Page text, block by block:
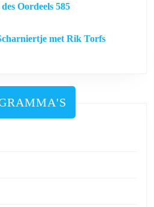
Oordeels 585
met Rik Torfs